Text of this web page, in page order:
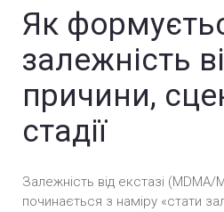
Як
залежність
причини,
стадії
Залежність від екстазі
починається з наміру «стати